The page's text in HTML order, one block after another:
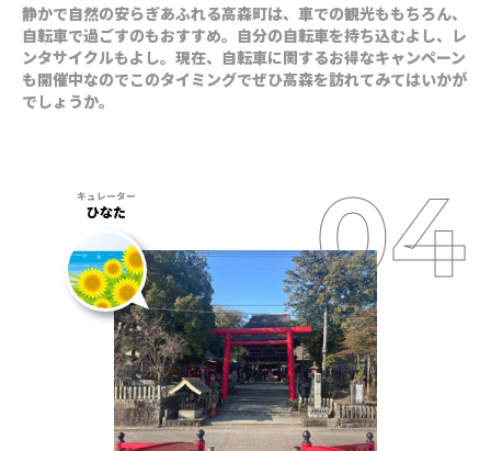
静かで自然の安らぎあふれる高森町は、車での観光ももちろん、
自転車で過ごすのもおすすめ。自分の自転車を持ち込むよし、レ
ンタサイクルもよし。現在、自転車に関するお得なキャンペーン
も開催中なのでこのタイミングでぜひ高森を訪れてみてはいかが
でしょうか。
ひなた